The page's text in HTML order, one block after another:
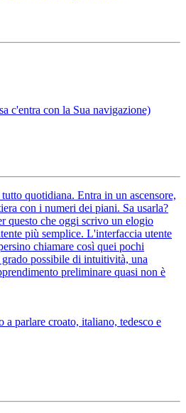
c'entra con la Sua navigazione)
quotidiana. Entra in un ascensore,
con i numeri dei piani. Sa usarla?
questo che oggi scrivo un elogio
più semplice. L'interfaccia utente
chiamare così quei pochi
possibile di intuitività, una
preliminare quasi non è
parlare croato, italiano, tedesco e